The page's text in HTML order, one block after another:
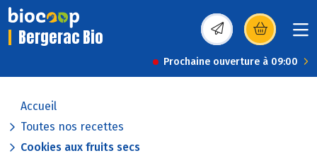
Bergerac Bio (s’ouvre dans une
Prochaine ouverture à 09:00
Accueil
Toutes nos recettes
Cookies aux fruits secs